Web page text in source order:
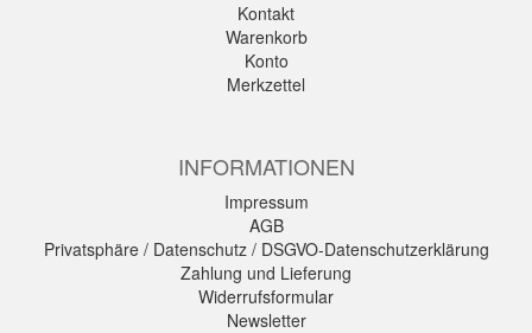
Kontakt
Warenkorb
Konto
Merkzettel
INFORMATIONEN
Impressum
AGB
Privatsphäre / Datenschutz / DSGVO-Datenschutzerklärung
Zahlung und Lieferung
Widerrufsformular
Newsletter